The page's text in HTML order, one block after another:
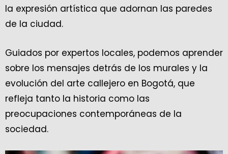
la expresión artística que adornan las paredes
de la ciudad.
Guiados por expertos locales, podemos aprender
sobre los mensajes detrás de los murales y la
evolución del arte callejero en Bogotá, que
refleja tanto la historia como las
preocupaciones contemporáneas de la
sociedad.